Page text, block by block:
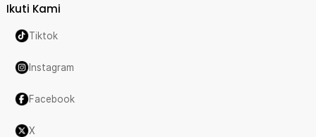
Ikuti Kami
Tiktok
Instagram
Facebook
X